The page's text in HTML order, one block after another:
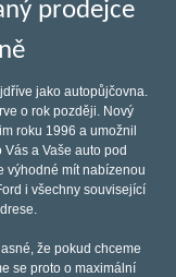
prodejce
jako autopůjčovna.
o rok později. Nový
roku 1996 a umožnil
a Vaše auto pod
výhodné mít nabízenou
i všechny související
že pokud chceme
se proto o maximální